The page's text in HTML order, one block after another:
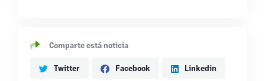
Comparte está noticia
Twitter Facebook Linkedin